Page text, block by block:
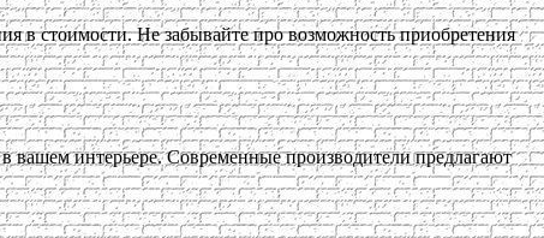
в стоимости. Не забывайте про возможность приобретения
вашем интерьере. Современные производители предлагают